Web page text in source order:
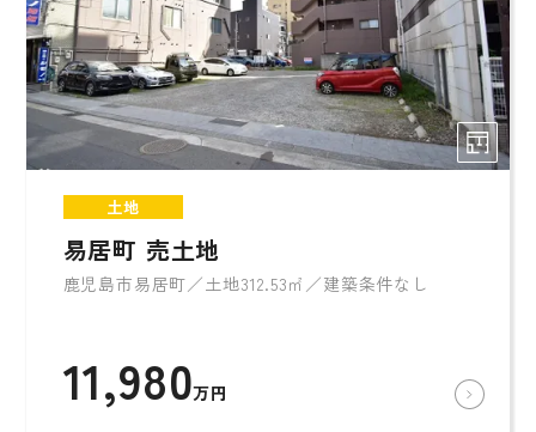
土地
易居町 売土地
鹿児島市易居町／土地312.53㎡／建築条件なし
11,980万円